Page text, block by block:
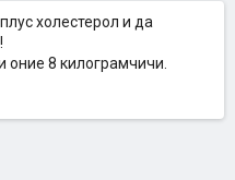
холестерол и да
оние 8 килограмчичи.